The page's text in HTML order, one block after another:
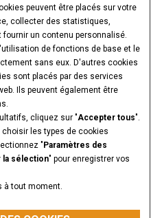
?
Particulières
des cookies
Reserved. CASE and CNH
Industrial America LLC.
peuvent être placés sur votre
collecter des statistiques,
un contenu personnalisé.
de fonctions de base et le
sans eux. D'autres cookies
sont placés par des services
Ils peuvent également être
cliquez sur "Accepter tous".
les types de cookies
" Paramètres des
la sélection" pour enregistrer vos
à tout moment.